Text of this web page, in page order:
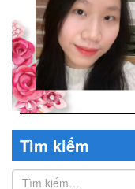
Tìm kiếm